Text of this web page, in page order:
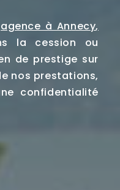
agence à Annecy,
la cession ou
de prestige sur
nos prestations,
confidentialité